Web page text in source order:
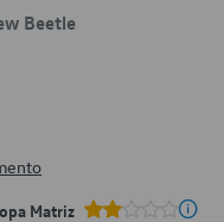
Beetle
Matriz